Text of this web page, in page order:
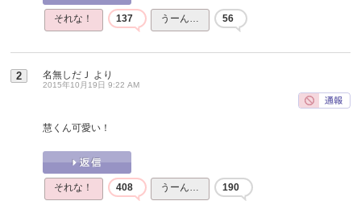
それな！ 137 うーん… 56
2 名無しだＪ より
2015年10月19日 9:22 AM
慧くん可愛い！
それな！ 408 うーん… 190